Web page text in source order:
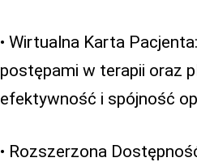
• Wirtualna Karta
postępami w terapii oraz
efektywność i spójność
• Rozszerzona